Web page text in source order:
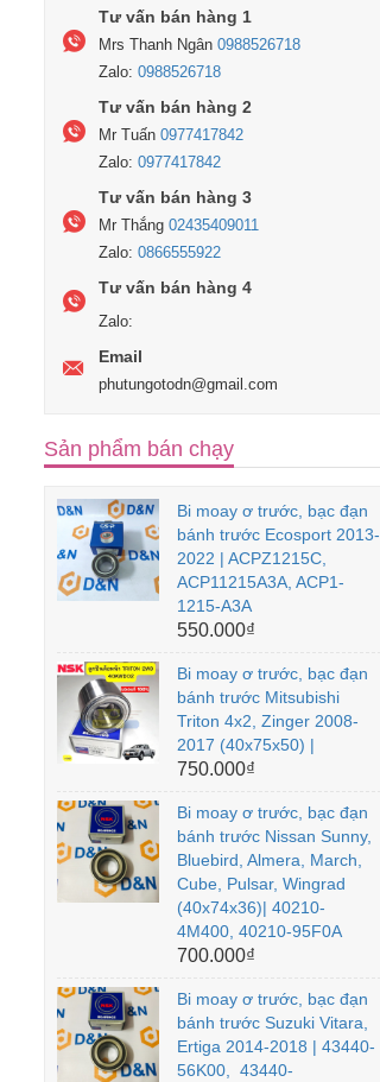
Tư vấn bán hàng 1
Mrs Thanh Ngân 0988526718
Zalo: 0988526718
Tư vấn bán hàng 2
Mr Tuấn 0977417842
Zalo: 0977417842
Tư vấn bán hàng 3
Mr Thắng 02435409011
Zalo: 0866555922
Tư vấn bán hàng 4
Zalo:
Email
phutungotodn@gmail.com
Sản phẩm bán chạy
Bi moay ơ trước, bạc đạn
bánh trước Ecosport 2013-
2022 | ACPZ1215C,
ACP11215A3A, ACP1-
1215-A3A
550.000₫
Bi moay ơ trước, bạc đạn
bánh trước Mitsubishi
Triton 4x2, Zinger 2008-
2017 (40x75x50) |
750.000₫
Bi moay ơ trước, bạc đạn
bánh trước Nissan Sunny,
Bluebird, Almera, March,
Cube, Pulsar, Wingrad
(40x74x36)| 40210-
4M400, 40210-95F0A
700.000₫
Bi moay ơ trước, bạc đạn
bánh trước Suzuki Vitara,
Ertiga 2014-2018 | 43440-
56K00, 43440-